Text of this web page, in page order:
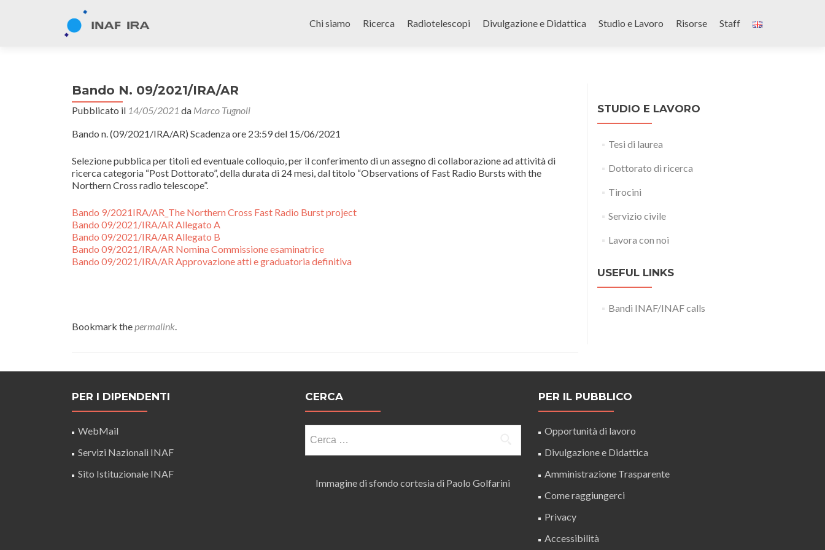
to
Chi siamo Ricerca Radiotelescopi Divulgazione e Didattica Studio e Lavoro Risorse Staff
Bando N. 09/2021/IRA/AR
Pubblicato il 14/05/2021 da Marco Tugnoli
Bando n. (09/2021/IRA/AR) Scadenza ore 23:59 del 15/06/2021
Selezione pubblica per titoli ed eventuale colloquio, per il conferimento di un assegno di collaborazione ad attività di
ricerca categoria “Post Dottorato”, della durata di 24 mesi, dal titolo “Observations of Fast Radio Bursts with the
Northern Cross radio telescope”.
Bando 9/2021IRA/AR_The Northern Cross Fast Radio Burst project
Bando 09/2021/IRA/AR Allegato A
Bando 09/2021/IRA/AR Allegato B
Bando 09/2021/IRA/AR Nomina Commissione esaminatrice
Bando 09/2021/IRA/AR Approvazione atti e graduatoria definitiva
Bookmark thepermalink.
STUDIO E LAVORO
Tesi di laurea
Dottorato di ricerca
Tirocini
Servizio civile
Lavora con noi
USEFUL LINKS
Bandi INAF/INAF calls
PER I DIPENDENTI
WebMail
Servizi Nazionali INAF
Sito Istituzionale INAF
CERCA
per:
Immagine di sfondo cortesia di Paolo Golfarini
PER IL PUBBLICO
Opportunità di lavoro
Divulgazione e Didattica
Amministrazione Trasparente
Come raggiungerci
Privacy
Accessibilità